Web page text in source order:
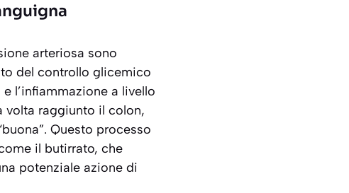
arteriosa sono
del controllo glicemico
l’infiammazione a livello
volta raggiunto il colon,
Questo processo
il butirrato, che
potenziale azione di